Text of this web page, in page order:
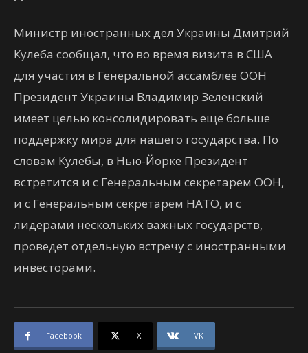
Министр иностранных дел Украины Дмитрий
Кулеба сообщал, что во время визита в США
для участия в Генеральной ассамблее ООН
Президент Украины Владимир Зеленский
имеет целью консолидировать еще больше
поддержку мира для нашего государства. По
словам Кулебы, в Нью-Йорке Президент
встретится и с Генеральным секретарем ООН,
и с Генеральным секретарем НАТО, и с
лидерами нескольких важных государств,
проведет отдельную встречу с иностранными
инвесторами.
Facebook X VK